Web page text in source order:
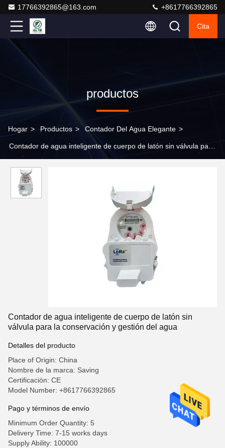
17766392865@163.com +8617766392865
Cita
productos
Hogar > Productos > Contador Del Agua Elegante >
Contador de agua inteligente de cuerpo de latón sin válvula para
Contador de agua inteligente de cuerpo de latón sin
válvula para la conservación y gestión del agua
Detalles del producto
Place of Origin: China
Nombre de la marca: Saving
Certificación: CE
Model Number: +8617766392865
Pago y términos de envío
Minimum Order Quantity: 5
Delivery Time: 7-15 works days
Supply Ability: 100000